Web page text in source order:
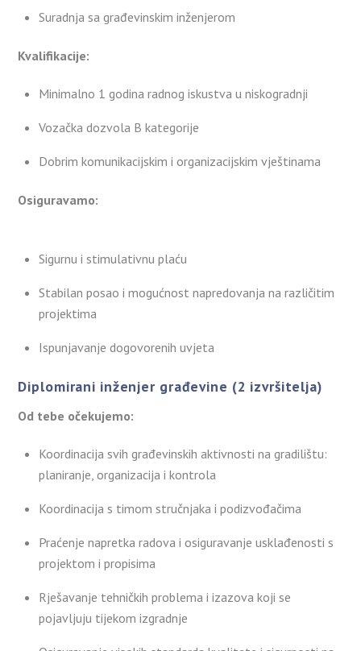
Suradnja sa građevinskim inženjerom
Kvalifikacije:
Minimalno 1 godina radnog iskustva u niskogradnji
Vozačka dozvola B kategorije
Dobrim komunikacijskim i organizacijskim vještinama
Osiguravamo:
Sigurnu i stimulativnu plaću
Stabilan posao i mogućnost napredovanja na različitim
projektima
Ispunjavanje dogovorenih uvjeta
Diplomirani inženjer građevine (2 izvršitelja)
Od tebe očekujemo:
Koordinacija svih građevinskih aktivnosti na gradilištu:
planiranje, organizacija i kontrola
Koordinacija s timom stručnjaka i podizvođačima
Praćenje napretka radova i osiguravanje usklađenosti s
projektom i propisima
Rješavanje tehničkih problema i izazova koji se
pojavljuju tijekom izgradnje